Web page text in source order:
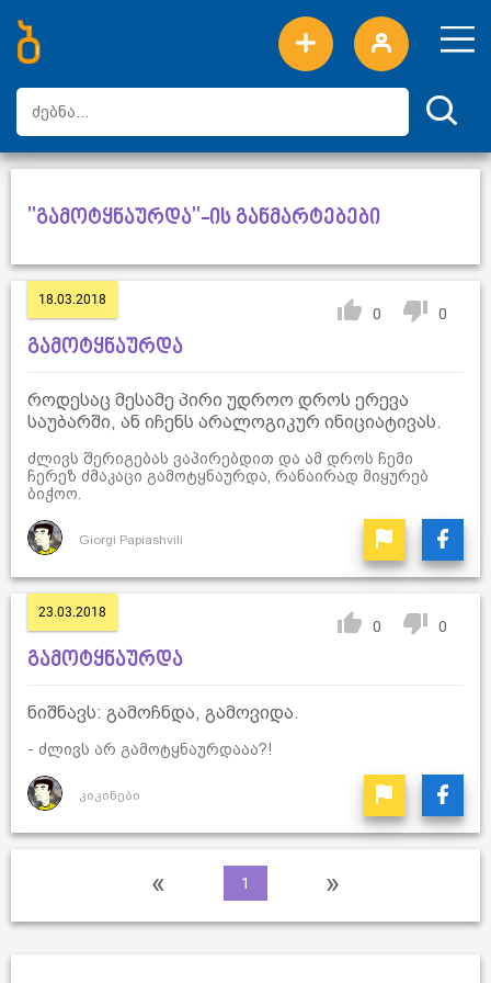
ახალი სიტყვები
ტოპ სიტყვები
დღის ტოპ სიტყვები
ტოპ მომხმარებლები
"გამოტყნაურდა"-ის განმარტებები
18.03.2018
0 0
გამოტყნაურდა
როდესაც მესამე პირი უდროო დროს ერევა
საუბარში, ან იჩენს არალოგიკურ ინიციატივას.
ძლივს შერიგებას ვაპირებდით და ამ დროს ჩემი
ჩერეზ ძმაკაცი გამოტყნაურდა, რანაირად მიყურებ
ბიჭოო.
Giorgi Papiashvili
23.03.2018
0 0
გამოტყნაურდა
ნიშნავს: გამოჩნდა, გამოვიდა.
- ძლივს არ გამოტყნაურდააა?!
კიკინები
« 1 »